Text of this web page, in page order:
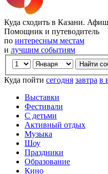
Куда сходить в Казани.
Помощник и путеводитель
по интересным местам
и лучшим событиям
Куда пойти сегодня завтра в
Выставки
Фестивали
С детьми
Активный отдых
Музыка
Шоу
Праздники
Образование
Кино